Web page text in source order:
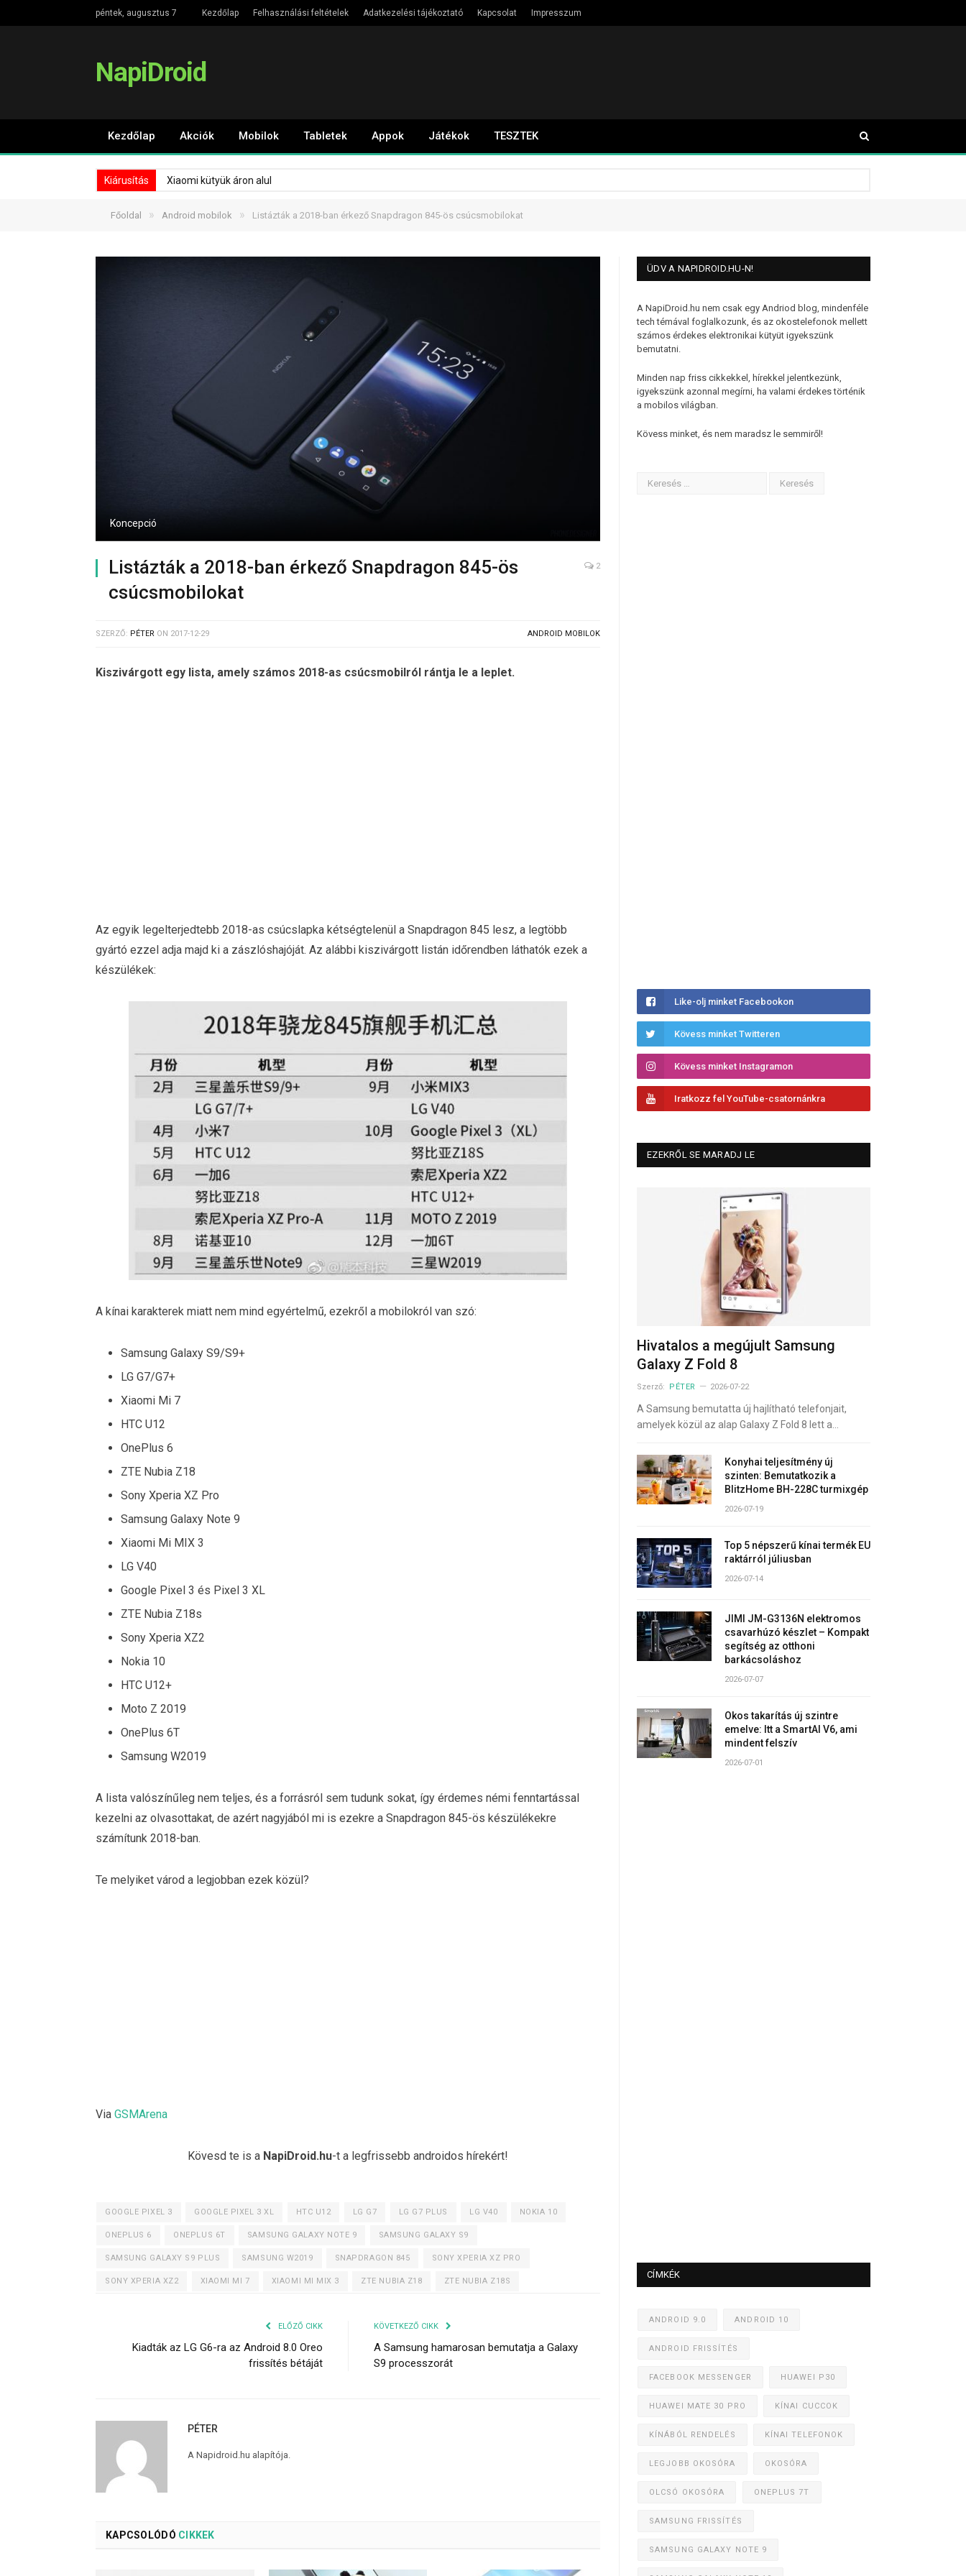
péntek, augusztus 7 Kezdőlap Felhasználási feltételek Adatkezelési tájékoztató Kapcsolat Impresszum
NapiDroid
Kezdőlap Akciók Mobilok Tabletek Appok Játékok TESZTEK
Kiárusítás Xiaomi kütyük áron alul
Főoldal » Android mobilok » Listázták a 2018-ban érkező Snapdragon 845-ös csúcsmobilokat
Koncepció
Listázták a 2018-ban érkező Snapdragon 845-ös
csúcsmobilokat
2
SZERZŐ: PÉTER ON 2017-12-29 ANDROID MOBILOK
Kiszivárgott egy lista, amely számos 2018-as csúcsmobilról rántja le a leplet.
Az egyik legelterjedtebb 2018-as csúcslapka kétségtelenül a Snapdragon 845 lesz, a legtöbb
gyártó ezzel adja majd ki a zászlóshajóját. Az alábbi kiszivárgott listán időrendben láthatók ezek a
készülékek:
A kínai karakterek miatt nem mind egyértelmű, ezekről a mobilokról van szó:
Samsung Galaxy S9/S9+
LG G7/G7+
Xiaomi Mi 7
HTC U12
OnePlus 6
ZTE Nubia Z18
Sony Xperia XZ Pro
Samsung Galaxy Note 9
Xiaomi Mi MIX 3
LG V40
Google Pixel 3 és Pixel 3 XL
ZTE Nubia Z18s
Sony Xperia XZ2
Nokia 10
HTC U12+
Moto Z 2019
OnePlus 6T
Samsung W2019
A lista valószínűleg nem teljes, és a forrásról sem tudunk sokat, így érdemes némi fenntartással
kezelni az olvasottakat, de azért nagyjából mi is ezekre a Snapdragon 845-ös készülékekre
számítunk 2018-ban.
Te melyiket várod a legjobban ezek közül?
Via GSMArena
Kövesd te is a NapiDroid.hu-t a legfrissebb androidos hírekért!
GOOGLE PIXEL 3 GOOGLE PIXEL 3 XL HTC U12 LG G7 LG G7 PLUS LG V40 NOKIA 10
ONEPLUS 6 ONEPLUS 6T SAMSUNG GALAXY NOTE 9 SAMSUNG GALAXY S9
SAMSUNG GALAXY S9 PLUS SAMSUNG W2019 SNAPDRAGON 845 SONY XPERIA XZ PRO
SONY XPERIA XZ2 XIAOMI MI 7 XIAOMI MI MIX 3 ZTE NUBIA Z18 ZTE NUBIA Z18S
ELŐZŐ CIKK
Kiadták az LG G6-ra az Android 8.0 Oreo
frissítés bétáját
KÖVETKEZŐ CIKK
A Samsung hamarosan bemutatja a Galaxy
S9 processzorát
PÉTER
A Napidroid.hu alapítója.
KAPCSOLÓDÓ CIKKEK
ÜDV A NAPIDROID.HU-N!
A NapiDroid.hu nem csak egy Andriod blog, mindenféle
tech témával foglalkozunk, és az okostelefonok mellett
számos érdekes elektronikai kütyüt igyekszünk
bemutatni.
Minden nap friss cikkekkel, hírekkel jelentkezünk,
igyekszünk azonnal megírni, ha valami érdekes történik
a mobilos világban.
Kövess minket, és nem maradsz le semmiről!
Like-olj minket Facebookon
Kövess minket Twitteren
Kövess minket Instagramon
Iratkozz fel YouTube-csatornánkra
EZEKRŐL SE MARADJ LE
Hivatalos a megújult Samsung
Galaxy Z Fold 8
Szerző: PÉTER 2026-07-22
A Samsung bemutatta új hajlítható telefonjait,
amelyek közül az alap Galaxy Z Fold 8 lett a…
Konyhai teljesítmény új
szinten: Bemutatkozik a
BlitzHome BH-228C turmixgép
2026-07-19
Top 5 népszerű kínai termék EU
raktárról júliusban
2026-07-14
JIMI JM-G3136N elektromos
csavarhúzó készlet – Kompakt
segítség az otthoni
barkácsoláshoz
2026-07-07
Okos takarítás új szintre
emelve: Itt a SmartAI V6, ami
mindent felszív
2026-07-01
CÍMKÉK
ANDROID 9.0 ANDROID 10
ANDROID FRISSÍTÉS
FACEBOOK MESSENGER HUAWEI P30
HUAWEI MATE 30 PRO KÍNAI CUCCOK
KÍNÁBÓL RENDELÉS KÍNAI TELEFONOK
LEGJOBB OKOSÓRA OKOSÓRA
OLCSÓ OKOSÓRA ONEPLUS 7T
SAMSUNG FRISSÍTÉS
SAMSUNG GALAXY NOTE 9